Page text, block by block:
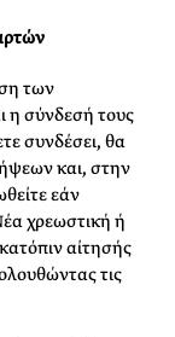
των
η σύνδεσή τους
συνδέσει, θα
και, στην
εάν
χρεωστική ή
αίτησής
τις